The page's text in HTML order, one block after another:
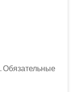
Обязательные